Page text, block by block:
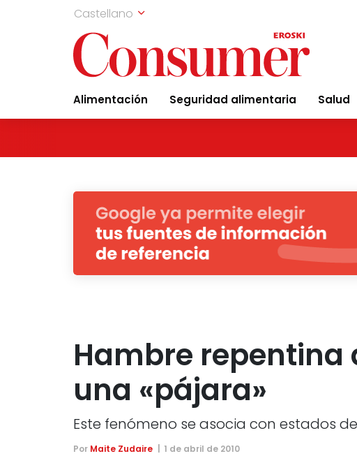
Castellano
Alimentación Seguridad alimentaria Salud
Hambre repentina
una «pájara»
Este fenómeno se asocia con estados
Por Maite Zudaire 1 de abril de 2010